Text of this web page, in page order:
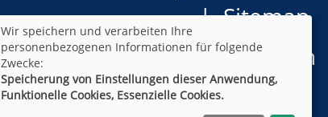
Sitemap
Cookie Einstellungen
Wir speichern und verarbeiten Ihre
personenbezogenen Informationen für folgende
Zwecke:
Speicherung von Einstellungen dieser Anwendung,
Funktionelle Cookies, Essenzielle Cookies.